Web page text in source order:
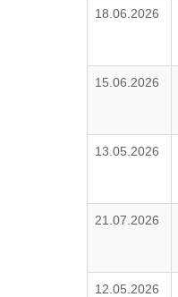
18.06.2026
15.06.2026
13.05.2026
21.07.2026
12.05.2026